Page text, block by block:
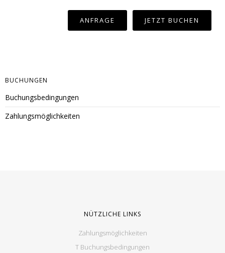
BUCHUNGEN
Buchungsbedingungen
Zahlungsmöglichkeiten
NÜTZLICHE LINKS
Zahlungsmöglichkeiten
T Buchungsbedingungen